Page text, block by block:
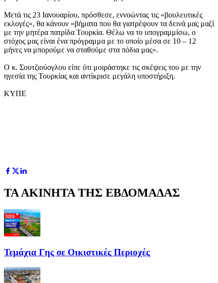
Μετά τις 23 Ιανουαρίου, πρόσθεσε, εννοώντας τις «βουλευτικές
εκλογές», θα κάνουν «βήματα που θα γιατρέψουν τα δεινά μας μαζί
με την μητέρα πατρίδα Τουρκία. Θέλω να το υπογραμμίσω, ο
στόχος μας είναι ένα πρόγραμμα με το οποίο μέσα σε 10 – 12
μήνες να μπορούμε να σταθούμε στα πόδια μας».
Ο κ. Σουτζιούογλου είπε ότι μοιράστηκε τις σκέψεις του με την
ηγεσία της Τουρκίας και αντίκρισε μεγάλη υποστήριξη.
ΚΥΠΕ
ΤΑ ΑΚΙΝΗΤΑ ΤΗΣ ΕΒΔΟΜΑΔΑΣ
Τεμάχια Γης σε Οικιστικές Περιοχές